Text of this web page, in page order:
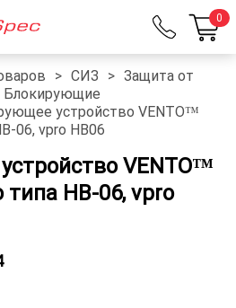
0
> СИЗ > Защита от
Блокирующие
устройство VENTO™
06, vpro HB06
VENTO™
НВ-06, vpro